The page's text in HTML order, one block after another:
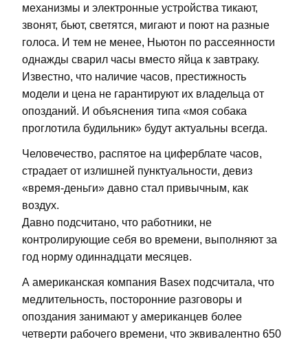
механизмы и электронные устройства тикают,
звонят, бьют, светятся, мигают и поют на разные
голоса. И тем не менее, Ньютон по рассеянности
однажды сварил часы вместо яйца к завтраку.
Известно, что наличие часов, престижность
модели и цена не гарантируют их владельца от
опозданий. И объяснения типа «моя собака
проглотила будильник» будут актуальны всегда.
Человечество, распятое на циферблате часов,
страдает от излишней пунктуальности, девиз
«время-деньги» давно стал привычным, как
воздух.
Давно подсчитано, что работники, не
контролирующие себя во времени, выполняют за
год норму одиннадцати месяцев.
А американская компания Basex подсчитала, что
медлительность, посторонние разговоры и
опоздания занимают у американцев более
четверти рабочего времени, что эквивалентно 650